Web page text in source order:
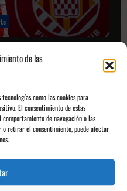
de las
como las cookies para
El consentimiento de estas
de navegación o las
retirar el consentimiento, puede afectar
me dijo que venir a